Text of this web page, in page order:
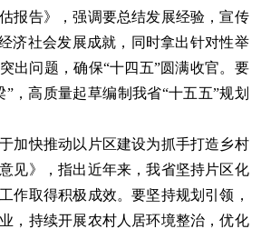
报告》，强调要总结发展经验，宣传
济社会发展成就，同时拿出针对性举
出问题，确保“十四五”圆满收官。要
，高质量起草编制我省“十五五”规划
快推动以片区建设为抓手打造乡村
见》，指出近年来，我省坚持片区化
作取得积极成效。要坚持规划引领，
，持续开展农村人居环境整治，优化